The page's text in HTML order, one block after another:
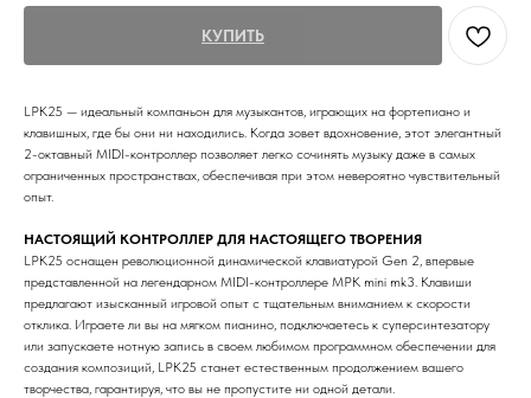
КУПИТЬ
LPK25 — идеальный компаньон для музыкантов, играющих на фортепиано и
клавишных, где бы они ни находились. Когда зовет вдохновение, этот элегантный
2-октавный MIDI-контроллер позволяет легко сочинять музыку даже в самых
ограниченных пространствах, обеспечивая при этом невероятно чувствительный
опыт.
НАСТОЯЩИЙ КОНТРОЛЛЕР ДЛЯ НАСТОЯЩЕГО ТВОРЕНИЯ
LPK25 оснащен революционной динамической клавиатурой Gen 2, впервые
представленной на легендарном MIDI-контроллере MPK mini mk3. Клавиши
предлагают изысканный игровой опыт с тщательным вниманием к скорости
отклика. Играете ли вы на мягком пианино, подключаетесь к суперсинтезатору
или запускаете нотную запись в своем любимом программном обеспечении для
создания композиций, LPK25 станет естественным продолжением вашего
творчества, гарантируя, что вы не пропустите ни одной детали.